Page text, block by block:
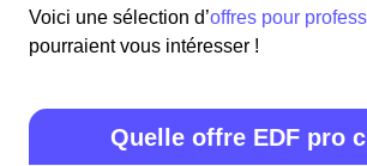
Voici une sélection d’offres pour
pourraient vous intéresser !
Quelle offre EDF pro